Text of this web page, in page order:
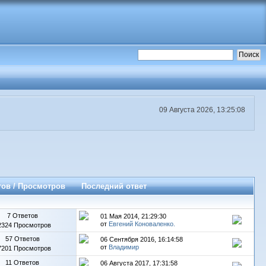
09 Августа 2026, 13:25:08
/Просмотров Последний ответ
7 Ответов
Просмотров
01 Мая 2014, 21:29:30
от Евгений Коноваленко.
57 Ответов
Просмотров
06 Сентября 2016, 16:14:58
от Владимиp
11 Ответов 06 Августа 2017, 17:31:58